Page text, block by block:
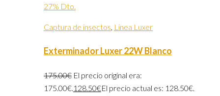
27% Dto.
Captura de insectos Linea Luxer
Exterminador Luxer 22W Blanco
175.00€ El precio original era:
175.00€.128.50€El precio actual es: 128.50€.